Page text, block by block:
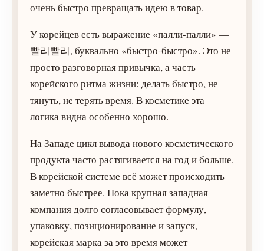
очень быстро превращать идею в товар.
У корейцев есть выражение «палли-палли» —
빨리빨리, буквально «быстро-быстро». Это не
просто разговорная привычка, а часть
корейского ритма жизни: делать быстро, не
тянуть, не терять время. В косметике эта
логика видна особенно хорошо.
На Западе цикл вывода нового косметического
продукта часто растягивается на год и больше.
В корейской системе всё может происходить
заметно быстрее. Пока крупная западная
компания долго согласовывает формулу,
упаковку, позиционирование и запуск,
корейская марка за это время может